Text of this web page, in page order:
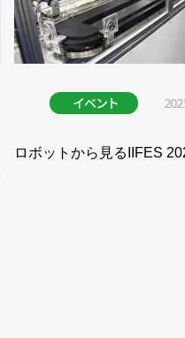
イベント
ロボットから見るIIFES